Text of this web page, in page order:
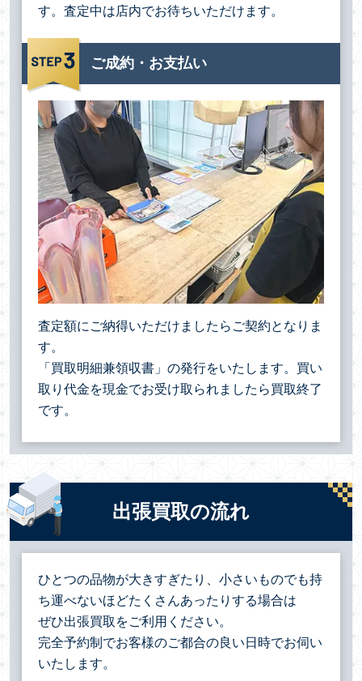
す。査定中は店内でお待ちいただけます。
ご成約・お支払い
査定額にご納得いただけましたらご契約となりま
す。
「買取明細兼領収書」の発行をいたします。買い
取り代金を現金でお受け取られましたら買取終了
です。
出張買取の流れ
ひとつの品物が大きすぎたり、小さいものでも持
ち運べないほどたくさんあったりする場合は
ぜひ出張買取をご利用ください。
完全予約制でお客様のご都合の良い日時でお伺い
いたします。